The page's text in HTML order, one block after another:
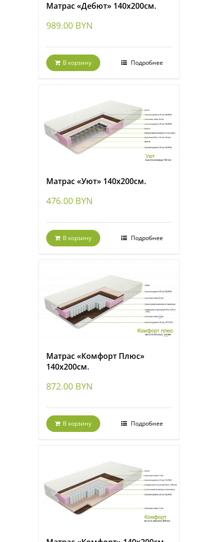
Матрас «Дебют» 140х200см.
989.00 BYN
В корзину Подробнее
Матрас «Уют» 140х200см.
476.00 BYN
В корзину Подробнее
Матрас «Комфорт Плюс»
140х200см.
872.00 BYN
В корзину Подробнее